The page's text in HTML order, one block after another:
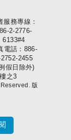
康
服務專線：
2-2776-
6133#4
電話：886-
2752-2455
假日除外)
之3
版